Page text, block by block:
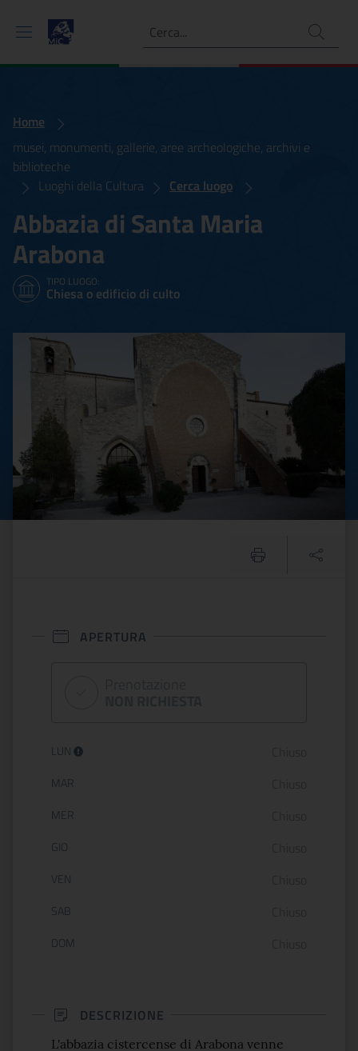
Ricerca
Home
musei, monumenti, gallerie, aree archeologiche, archivi e
biblioteche
Luoghi della Cultura
Cerca luogo
Abbazia di Santa Maria
Arabona
TIPO LUOGO:
Chiesa o edificio di culto
Abbazia di Santa Maria
APERTURA
Orario di apertura:
LUN
MAR
MER
GIO
VEN
SAB
DOM
DESCRIZIONE
L'abbazia cistercense di Arabona venne